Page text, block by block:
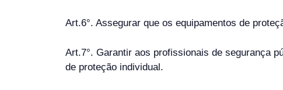
Art.6°. Assegurar que os equipamentos de
Art.7°. Garantir aos profissionais de segurança
de proteção individual.